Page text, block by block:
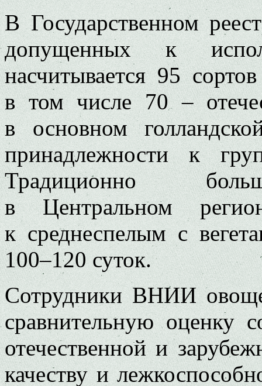
В Государственном
допущенных к
насчитывается 95
в том числе 70 –
в основном
принадлежности к
Традиционно
в Центральном
к среднеспелым с
100–120 суток.
Сотрудники ВНИИ
сравнительную оценку
отечественной и
качеству и